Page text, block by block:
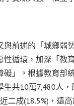
前述的「城鄉弱
性循環，加深「教
礙」。根據教育部
生共10萬7,480人
二成(18.5%)，遠